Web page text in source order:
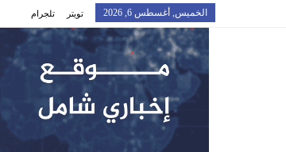
الخميس, أغسطس 6, 2026 تويتر تلجرام